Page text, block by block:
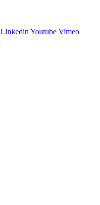
Linkedin Youtube Vimeo